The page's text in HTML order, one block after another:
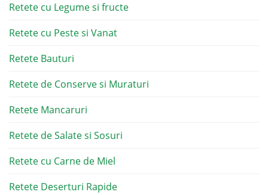
Retete cu Legume si fructe
Retete cu Peste si Vanat
Retete Bauturi
Retete de Conserve si Muraturi
Retete Mancaruri
Retete de Salate si Sosuri
Retete cu Carne de Miel
Retete Deserturi Rapide